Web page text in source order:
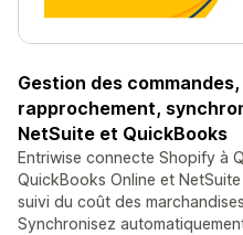
Gestion des
rapprochement,
NetSuite et QuickBooks
Entriwise connecte Shopify à
QuickBooks Online et
suivi du coût des
Synchronisez